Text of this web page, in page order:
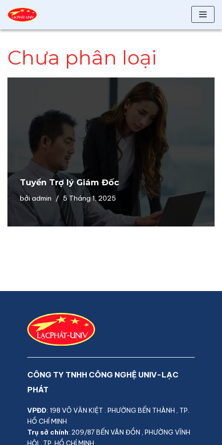
nội
dung
Chưa phân loại
Tuyển Trợ lý Giám Đốc
bởiadmin 5 Tháng 1, 2025
CÔNG TY TNHH CÔNG NGHỆ UNIV-LẠC
PHÁT
VPĐD: 198 VÕ VĂN KIỆT . PHƯỜNG BẾN THÀNH , TP.
HỒ CHÍ MINH
Trụ sở chính: 209/87 BẾN VÂN ĐỒN , PHƯỜNG VĨNH
HỘI , TP. HỒ CHÍ MINH